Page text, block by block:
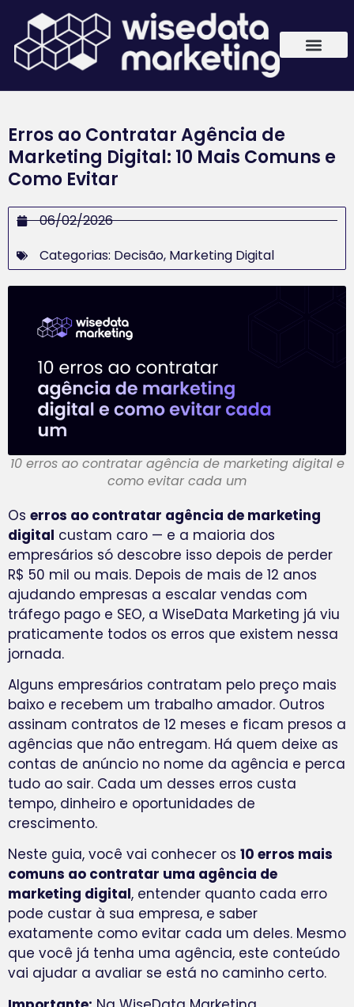
Erros ao Contratar Agência de
Marketing Digital: 10 Mais Comuns e
Como Evitar
06/02/2026
Categorias: Decisão, Marketing Digital
10 erros ao contratar agência de marketing digital e
como evitar cada um
Os erros ao contratar agência de marketing
digital custam caro — e a maioria dos
empresários só descobre isso depois de perder
R$ 50 mil ou mais. Depois de mais de 12 anos
ajudando empresas a escalar vendas com
tráfego pago e SEO, a WiseData Marketing já viu
praticamente todos os erros que existem nessa
jornada.
Alguns empresários contratam pelo preço mais
baixo e recebem um trabalho amador. Outros
assinam contratos de 12 meses e ficam presos a
agências que não entregam. Há quem deixe as
contas de anúncio no nome da agência e perca
tudo ao sair. Cada um desses erros custa
tempo, dinheiro e oportunidades de
crescimento.
Neste guia, você vai conhecer os 10 erros mais
comuns ao contratar uma agência de
marketing digital, entender quanto cada erro
pode custar à sua empresa, e saber
exatamente como evitar cada um deles. Mesmo
que você já tenha uma agência, este conteúdo
vai ajudar a avaliar se está no caminho certo.